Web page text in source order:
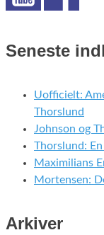
Seneste
Uofficielt:
Thorslund
Johnson og
Thorslund:
Maximilians
Mortensen:
Arkiver